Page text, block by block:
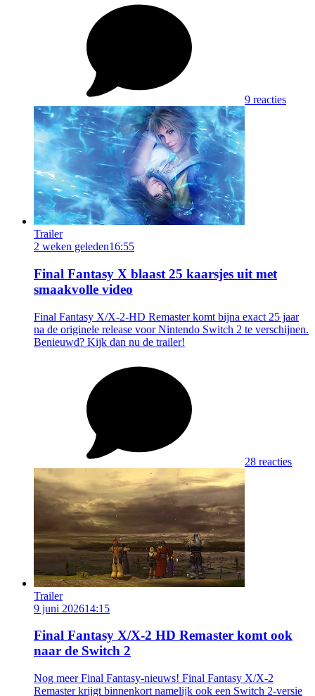
9 reacties
Trailer
2 weken geleden16:55
Final Fantasy X blaast 25 kaarsjes uit met
smaakvolle video
Final Fantasy X/X-2-HD Remaster komt bijna exact 25 jaar
na de originele release voor Nintendo Switch 2 te verschijnen.
Benieuwd? Kijk dan nu de trailer!
28 reacties
Trailer
9 juni 202614:15
Final Fantasy X/X-2 HD Remaster komt ook
naar de Switch 2
Nog meer Final Fantasy-nieuws! Final Fantasy X/X-2
Remaster krijgt binnenkort namelijk ook een Switch 2-versie